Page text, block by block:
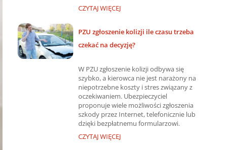
CZYTAJ WIĘCEJ
PZU zgłoszenie kolizji ile czasu trzeba
czekać na decyzję?
W PZU zgłoszenie kolizji odbywa się
szybko, a kierowca nie jest narażony na
niepotrzebne koszty i stres związany z
oczekiwaniem. Ubezpieczyciel
proponuje wiele możliwości zgłoszenia
szkody przez Internet, telefonicznie lub
dzięki bezpłatnemu formularzowi.
CZYTAJ WIĘCEJ